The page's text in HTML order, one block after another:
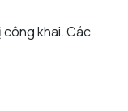
công khai.Các